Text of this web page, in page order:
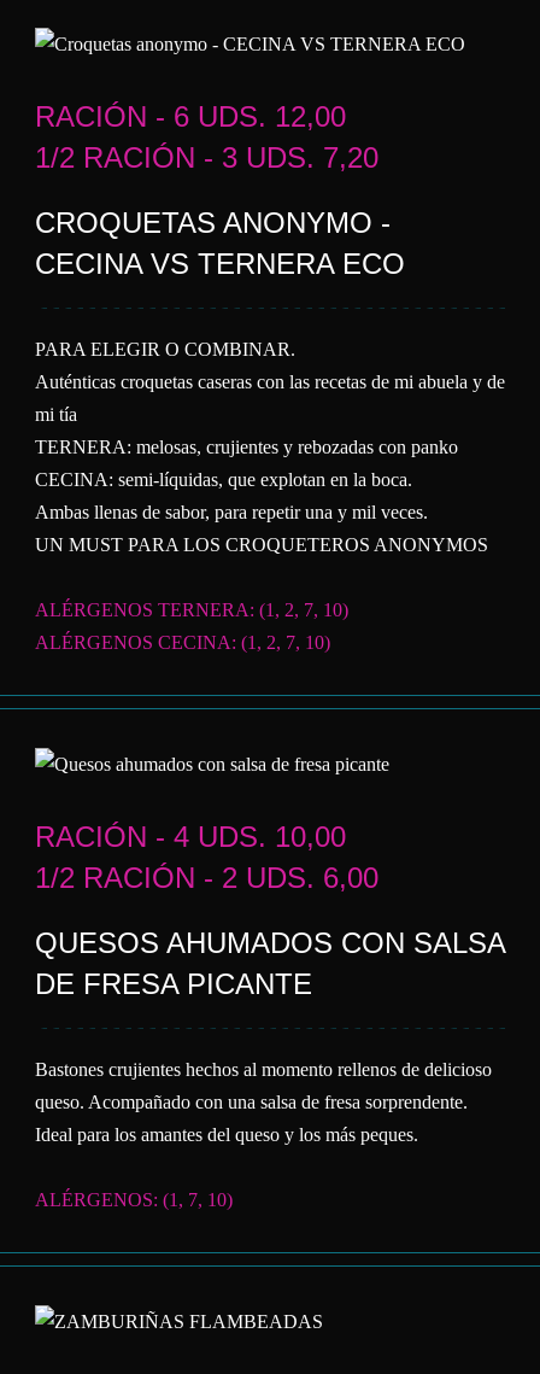
RACIÓN - 6 UDS. 12,00
1/2 RACIÓN - 3 UDS. 7,20
CROQUETAS ANONYMO -
CECINA VS TERNERA ECO
PARA ELEGIR O COMBINAR.
Auténticas croquetas caseras con las recetas de mi abuela y de
mi tía
TERNERA: melosas, crujientes y rebozadas con panko
CECINA: semi-líquidas, que explotan en la boca.
Ambas llenas de sabor, para repetir una y mil veces.
UN MUST PARA LOS CROQUETEROS ANONYMOS
ALÉRGENOS TERNERA: (1, 2, 7, 10)
ALÉRGENOS CECINA: (1, 2, 7, 10)
RACIÓN - 4 UDS. 10,00
1/2 RACIÓN - 2 UDS. 6,00
QUESOS AHUMADOS CON SALSA
DE FRESA PICANTE
Bastones crujientes hechos al momento rellenos de delicioso
queso. Acompañado con una salsa de fresa sorprendente.
Ideal para los amantes del queso y los más peques.
ALÉRGENOS: (1, 7, 10)